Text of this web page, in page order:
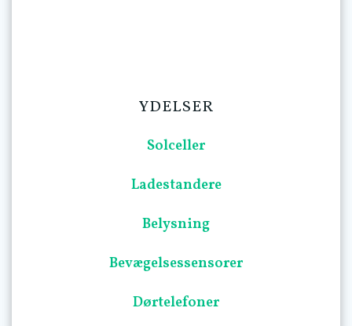
YDELSER
Solceller
Ladestandere
Belysning
Bevægelsessensorer
Dørtelefoner